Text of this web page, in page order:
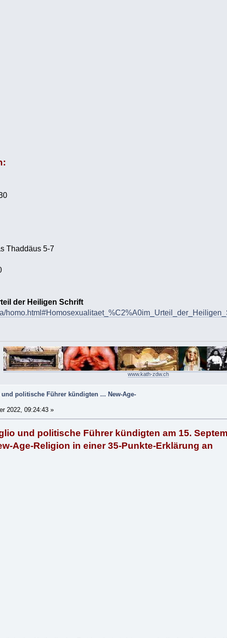
Thaddäus 5-7
der Heiligen Schrift
www.kath-zdw.ch
politische Führer kündigten ... New-Age-
2022, 09:24:43 »
und politische Führer kündigten am 15.
Age-Religion in einer 35-Punkte-Erklärung an